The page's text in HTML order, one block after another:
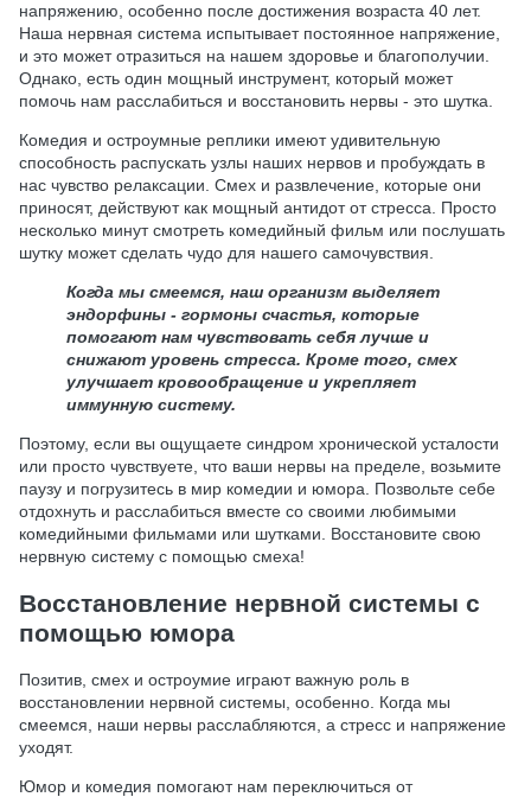
напряжению, особенно после достижения возраста 40 лет.
Наша нервная система испытывает постоянное напряжение,
и это может отразиться на нашем здоровье и благополучии.
Однако, есть один мощный инструмент, который может
помочь нам расслабиться и восстановить нервы - это шутка.
Комедия и остроумные реплики имеют удивительную
способность распускать узлы наших нервов и пробуждать в
нас чувство релаксации. Смех и развлечение, которые они
приносят, действуют как мощный антидот от стресса. Просто
несколько минут смотреть комедийный фильм или послушать
шутку может сделать чудо для нашего самочувствия.
Когда мы смеемся, наш организм выделяет
эндорфины - гормоны счастья, которые
помогают нам чувствовать себя лучше и
снижают уровень стресса. Кроме того, смех
улучшает кровообращение и укрепляет
иммунную систему.
Поэтому, если вы ощущаете синдром хронической усталости
или просто чувствуете, что ваши нервы на пределе, возьмите
паузу и погрузитесь в мир комедии и юмора. Позвольте себе
отдохнуть и расслабиться вместе со своими любимыми
комедийными фильмами или шутками. Восстановите свою
нервную систему с помощью смеха!
Восстановление нервной системы с
помощью юмора
Позитив, смех и остроумие играют важную роль в
восстановлении нервной системы, особенно. Когда мы
смеемся, наши нервы расслабляются, а стресс и напряжение
уходят.
Юмор и комедия помогают нам переключиться от